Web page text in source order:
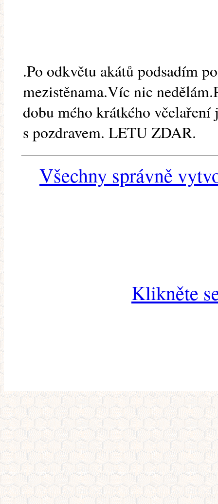
.Po odkvětu akátů podsadím
mezistěnama.Víc nic
dobu mého krátkého včelaření
s pozdravem. LETU ZDAR.
Všechny správně
Klikněte